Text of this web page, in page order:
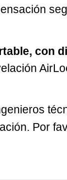
con
Por